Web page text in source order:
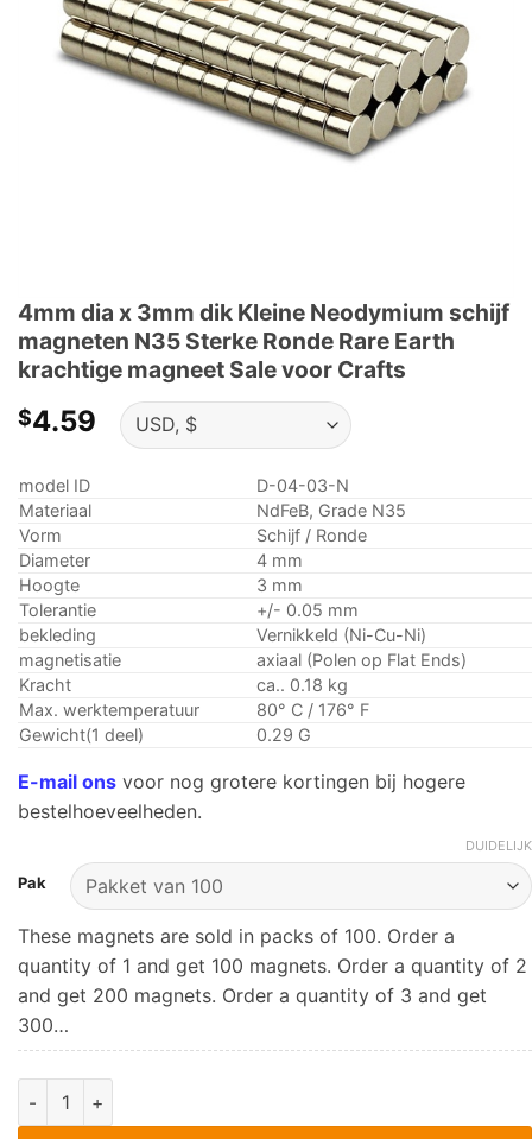
4mm dia x 3mm dik Kleine Neodymium schijf
magneten N35 Sterke Ronde Rare Earth
krachtige magneet Sale voor Crafts
$4.59
model ID
D-04-03-N
Materiaal
NdFeB, Grade N35
Vorm
Schijf / Ronde
Diameter
4 mm
Hoogte
3 mm
Tolerantie
+/- 0.05 mm
bekleding
Vernikkeld (Ni-Cu-Ni)
magnetisatie
axiaal (Polen op Flat Ends)
Kracht
ca.. 0.18 kg
Max. werktemperatuur
80° C / 176° F
Gewicht(1 deel)
0.29 G
E-mail ons voor nog grotere kortingen bij hogere
bestelhoeveelheden.
Pak
DUIDELIJK
These magnets are sold in packs of 100. Order a
quantity of 1 and get 100 magnets. Order a quantity of 2
and get 200 magnets. Order a quantity of 3 and get
300…
4mm dia x 3mm dik Kleine Neodymium schijf magneten